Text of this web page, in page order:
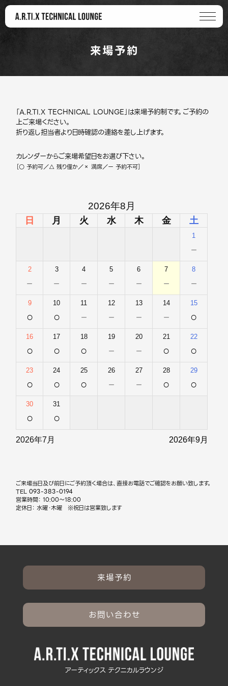
来場予約
「A.R.TI.X TECHNICAL LOUNGE」は来場予約制です。ご予約の
上ご来場ください。
折り返し担当者より日時確認の連絡を差し上げます。
カレンダーからご来場希望日をお選び下さい。
［○ 予約可／△ 残り僅か／× 満席／ー 予約不可］
2026年8月
日 月 火 水 木 金 土
1
－
2
－
3
－
4
－
5
－
6
－
7
－
8
－
9
○
10
○
11
－
12
－
13
－
14
－
15
○
16
○
17
○
18
○
19
－
20
－
21
○
22
○
23
○
24
○
25
○
26
－
27
－
28
○
29
○
30
○
31
○
2026年7月 2026年9月
ご来場当日及び前日にご予約頂く場合は、直接お電話でご確認をお願い致します。
TEL093-383-0194
営業時間： 10:00～18:00
定休日： 水曜・木曜 ※祝日は営業致します
来場予約
お問い合わせ
アーティックス テクニカルラウンジ